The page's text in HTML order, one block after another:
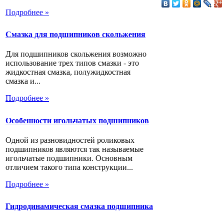
Подробнее »
Смазка для подшипников скольжения
Для подшипников скольжения возможно
использование трех типов смазки - это
жидкостная смазка, полужидкостная
смазка и...
Подробнее »
Особенности игольчатых подшипников
Одной из разновидностей роликовых
подшипников являются так называемые
игольчатые подшипники. Основным
отличием такого типа конструкции...
Подробнее »
Гидродинамическая смазка подшипника